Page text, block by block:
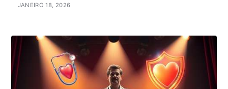
JANEIRO 18, 2026